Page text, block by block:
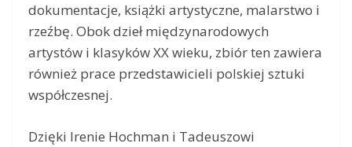
dokumentacje, książki artystyczne, malarstwo i
rzeźbę. Obok dzieł międzynarodowych
artystów i klasyków XX wieku, zbiór ten zawiera
również prace przedstawicieli polskiej sztuki
współczesnej.
Dzięki Irenie Hochman i Tadeuszowi